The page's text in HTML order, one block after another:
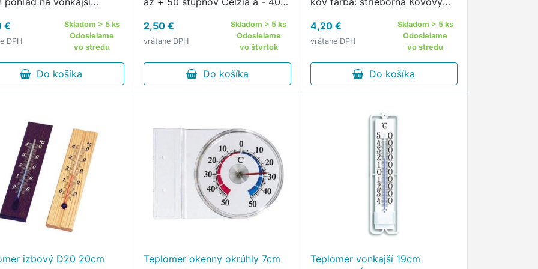
vonku teplota.
€
DPH
Skladom > 5 ks
Odosielame
vo stredu
Do košíka
2,50 €
vrátane DPH
Skladom > 5 ks
Odosielame
vo štvrtok
Do košíka
v rozpätí - 40 až + 50 st.
4,20 €
vrátane DPH
Skladom > 5 ks
Odosielame
vo stredu
Do košíka
izbový D20 20cm
Teplomer okenný okrúhly 7cm
Teplomer vonkajší 19cm